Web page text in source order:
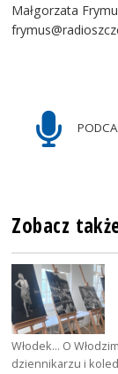
Małgorzata
Zobacz
Włodek... O
dziennikarzu i